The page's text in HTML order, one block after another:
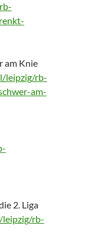
am Knie
leipzig/rb-
am-
2. Liga
rb-